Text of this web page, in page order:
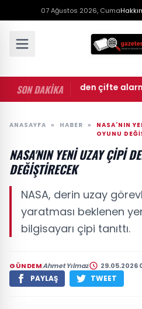
07 Ağustos 2026, Cuma
SON DAKİKA
Meteoroloji'den çifte alarm:
ANASAYFA » HABER »
NASA'NIN
OYUNU
NASA'NIN YENI UZAY ÇIPI
DEĞIŞTIRECEK
NASA, derin uzay
yaratması beklenen
bilgisayarı çipi tanıttı.
GÜNDEMAhmet Yılmaz 29.05.2026
PAYLAŞ TWEET